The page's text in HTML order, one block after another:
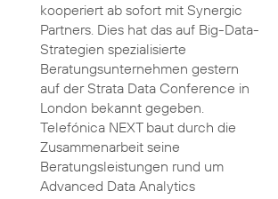
kooperiert ab sofort mit Synergic
Partners. Dies hat das auf Big-Data-
Strategien spezialisierte
Beratungsunternehmen gestern
auf der Strata Data Conference in
London bekannt gegeben.
Telefónica NEXT baut durch die
Zusammenarbeit seine
Beratungsleistungen rund um
Advanced Data Analytics